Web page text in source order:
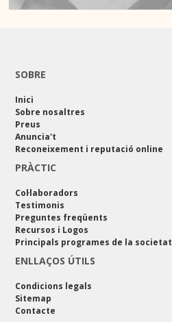
SOBRE
Inici
Sobre nosaltres
Preus
Anuncia't
Reconeixement i reputació online
PRÀCTIC
Col·laboradors
Testimonis
Preguntes freqüents
Recursos i Logos
Principals programes de la societat
ENLLAÇOS ÚTILS
Condicions legals
Sitemap
Contacte